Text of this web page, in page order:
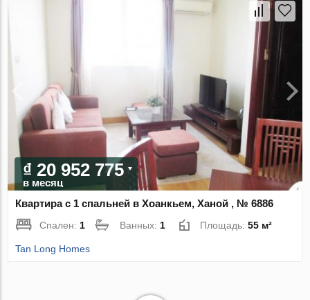
₫ 20 952 775
в месяц
Квартира с 1 спальней в Хоанкьем, Ханой , № 6886
Спален: 1 Ванных: 1 Площадь:55 м²
Tan Long Homes